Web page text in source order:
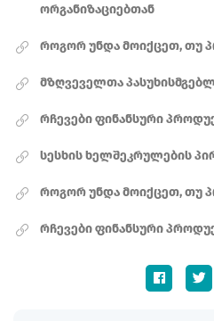
ორგანიზაციებთან
როგორ უნდა მოიქცეთ, თუ
მზღვეველთა
რჩევები ფინანსური
სესხის ხელშეკრულების
როგორ უნდა მოიქცეთ, თუ
რჩევები ფინანსური